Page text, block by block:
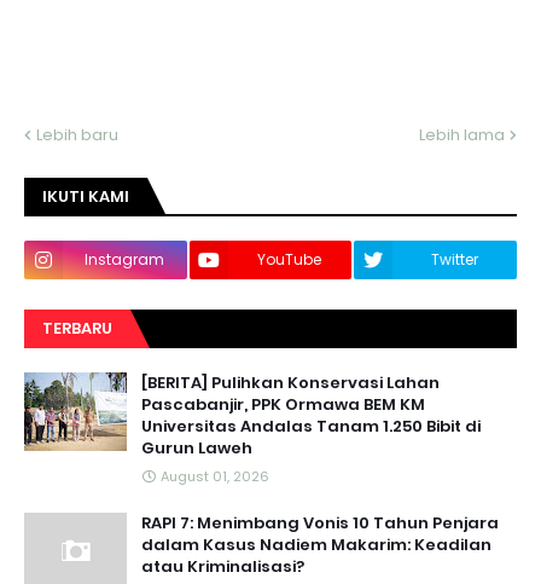
Lebih baru Lebih lama
IKUTI KAMI
Instagram YouTube Twitter
TERBARU
[BERITA] Pulihkan Konservasi Lahan
Pascabanjir, PPK Ormawa BEM KM
Universitas Andalas Tanam 1.250 Bibit di
Gurun Laweh
August 01, 2026
RAPI 7: Menimbang Vonis 10 Tahun Penjara
dalam Kasus Nadiem Makarim: Keadilan
atau Kriminalisasi?